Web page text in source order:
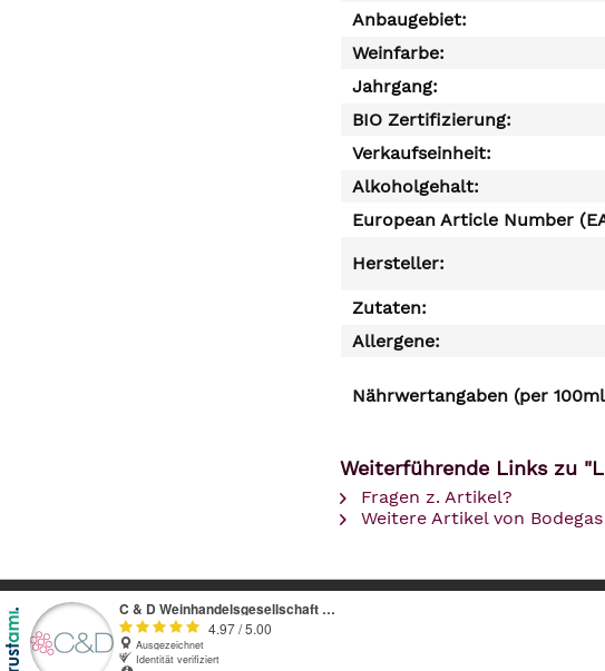
Anbaugebiet:
Weinfarbe:
Jahrgang:
BIO Zertifizierung:
Verkaufseinheit:
Alkoholgehalt:
European Article Number
Hersteller:
Zutaten:
Allergene:
Nährwertangaben (per
Weiterführende Links zu
Fragen z. Artikel?
Weitere Artikel von